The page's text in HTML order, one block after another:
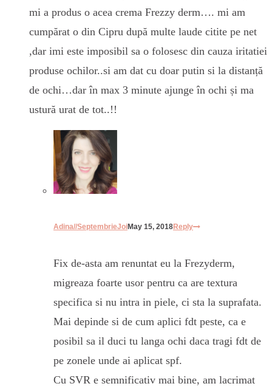
mi a produs o acea crema Frezzy derm…. mi am
cumpărat o din Cipru după multe laude citite pe net
,dar imi este imposibil sa o folosesc din cauza iritatiei
produse ochilor..si am dat cu doar putin si la distanță
de ochi…dar în max 3 minute ajunge în ochi și ma
ustură urat de tot..!!
Adina//SeptembrieJoiMay 15, 2018Reply
Fix de-asta am renuntat eu la Frezyderm,
migreaza foarte usor pentru ca are textura
specifica si nu intra in piele, ci sta la suprafata.
Mai depinde si de cum aplici fdt peste, ca e
posibil sa il duci tu langa ochi daca tragi fdt de
pe zonele unde ai aplicat spf.
Cu SVR e semnificativ mai bine, am lacrimat